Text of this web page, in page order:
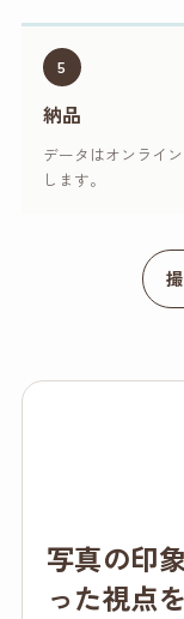
5
納品
データはオンライ
します。
写真の印
った視点